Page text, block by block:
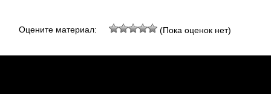
Оцените материал: (Пока оценок нет)